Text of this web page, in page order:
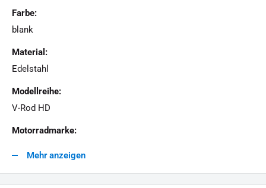
1x Schrauben-Kit "Thermostat Housing"
Dieses Angebot kann Beispielbilder enthalten, deren Inhalt über den Lieferumfang hinaus
Farbe:
blank
Material:
Edelstahl
Modellreihe:
V-Rod HD
Motorradmarke:
Mehr anzeigen